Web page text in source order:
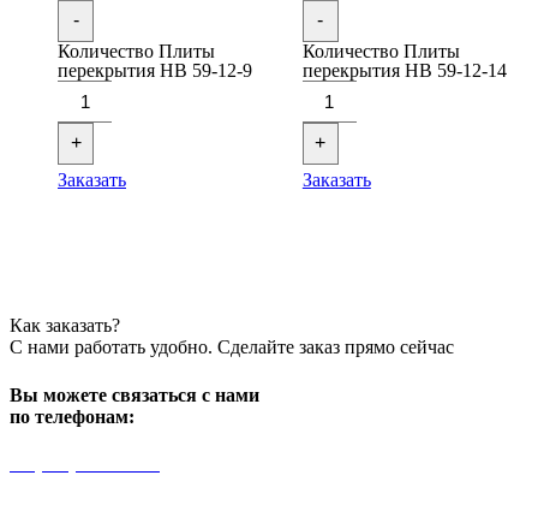
-
Количество Плиты
перекрытия НВ 59-12-9
+
Заказать
-
Количество Плиты
перекрытия НВ 59-12-14
+
Заказать
Как заказать?
С нами работать удобно. Сделайте заказ прямо сейчас
Вы можете связаться с нами
по телефонам: